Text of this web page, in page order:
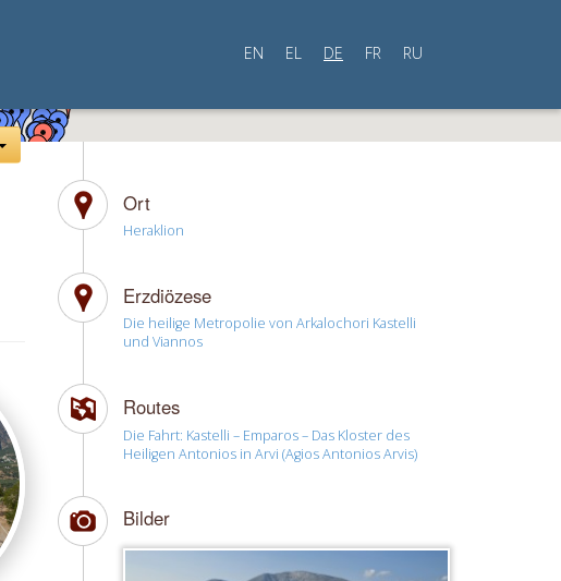
EN EL DE FR RU
Ort
Heraklion
Erzdiözese
Die heilige Metropolie von Arkalochori Kastelli
und Viannos
Routes
Die Fahrt: Kastelli – Emparos – Das Kloster des
Heiligen Antonios in Arvi (Agios Antonios Arvis)
Bilder